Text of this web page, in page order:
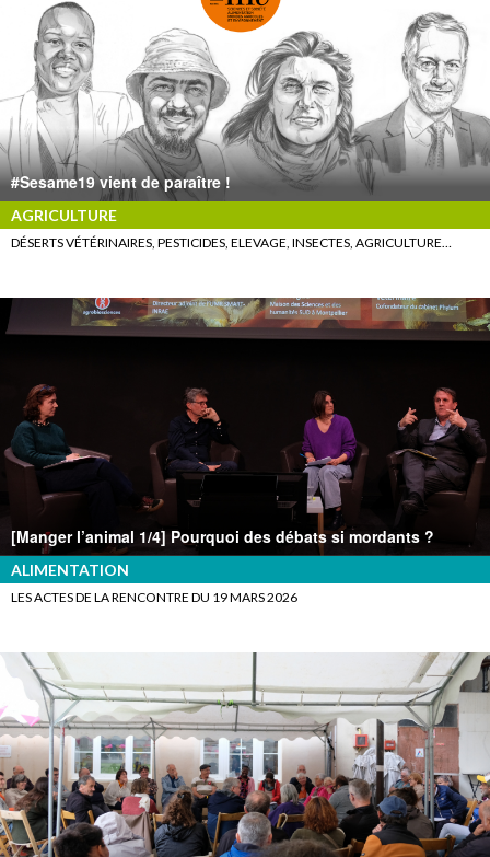
#Sesame19 vient de paraître !
AGRICULTURE
DÉSERTS VÉTÉRINAIRES, PESTICIDES, ELEVAGE, INSECTES, AGRICULTURE…
[Manger l’animal 1/4] Pourquoi des débats si mordants ?
ALIMENTATION
LES ACTES DE LA RENCONTRE DU 19 MARS 2026